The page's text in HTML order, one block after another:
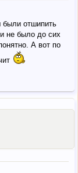
отшипить
не было до сих
А вот по